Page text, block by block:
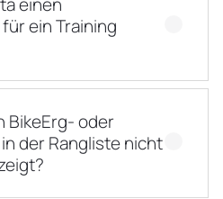
ein Training
BikeErg- oder
der Rangliste nicht